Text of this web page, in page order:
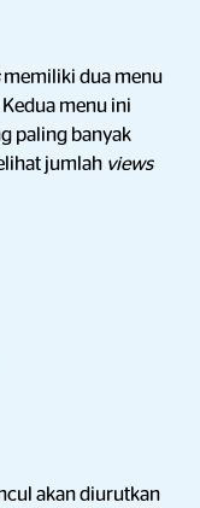
memiliki dua menu
Kedua menu ini
paling banyak
jumlah views
akan diurutkan